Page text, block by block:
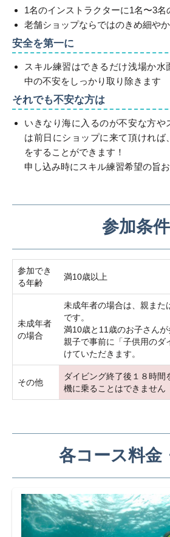
1名のインストラクターに1名〜3名
老舗ショップならではのきめ細や
安全を第一に
スキル練習はできるだけ浅場か水
中の不安をしっかり取り除きます
それでも不安な方は
いきなり海に入るのが不安な方や
は前日にショップに来て頂ければ
をすることができます！
申し込み時にスキル練習希望の旨お
参加条件
参加でき
る年齢
満10歳以上
未成年者
の場合
未成年者の場合は、親また
です。
満10歳と11歳のお子さんが
親子で事前に「子供用のダ
けていただきます。
その他
ダイビング終了後１８時間
機に乗ることはできません
各コース料金